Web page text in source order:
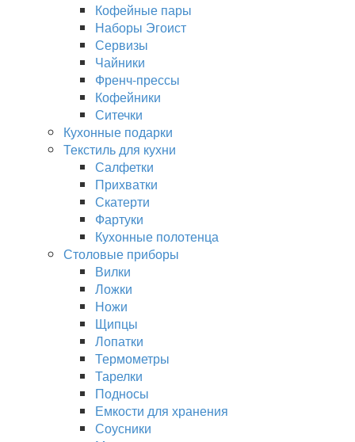
Кофейные пары
Наборы Эгоист
Сервизы
Чайники
Френч-прессы
Кофейники
Ситечки
Кухонные подарки
Текстиль для кухни
Салфетки
Прихватки
Скатерти
Фартуки
Кухонные полотенца
Столовые приборы
Вилки
Ложки
Ножи
Щипцы
Лопатки
Термометры
Тарелки
Подносы
Емкости для хранения
Соусники